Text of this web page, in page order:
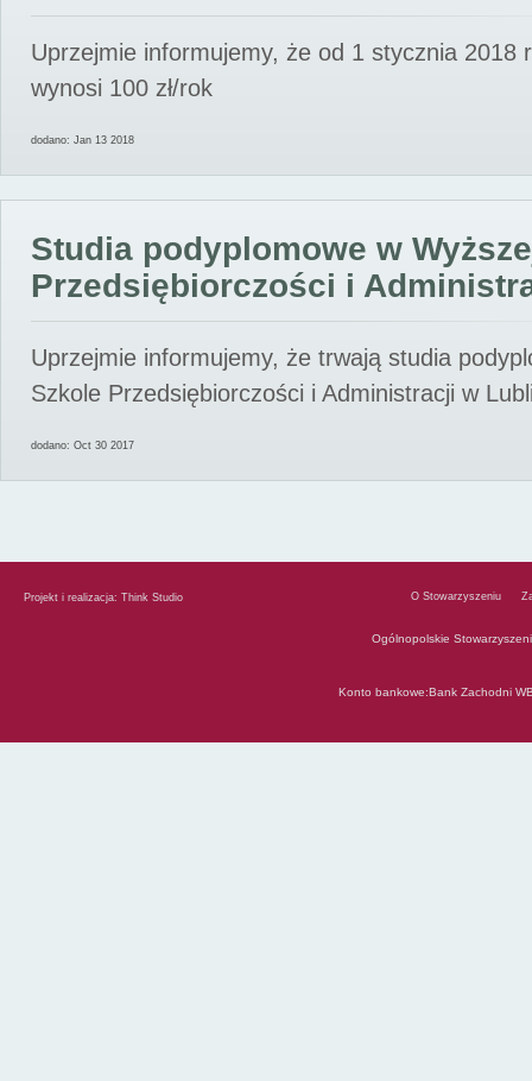
Uprzejmie informujemy, że od 1 stycznia 2018
wynosi 100 zł/rok
dodano: Jan 13 2018
Studia podyplomowe w
Przedsiębiorczości i
Uprzejmie informujemy, że trwają studia
Szkole Przedsiębiorczości i Administracji w
dodano: Oct 30 2017
Projekt i realizacja: Think Studio O Stowarzyszeniu
Ogólnopolskie
Konto bankowe:Bank Zachodni